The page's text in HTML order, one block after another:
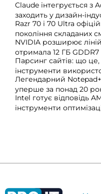
Claude інтегрується з
заходить у дизайн-
Razr 70 і 70 Ultra
покоління складаних
NVIDIA розширює
отримала 12 ГБ GDDR7
Парсинг сайтів: що це,
інструменти
Легендарний
уперше за понад 20
Intel готує відповідь
інструменти